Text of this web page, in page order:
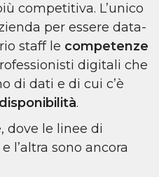
competitiva. L’unico
per essere data-
staff le competenze
digitali che
di dati e di cui c’è
.
dove le linee di
l’altra sono ancora